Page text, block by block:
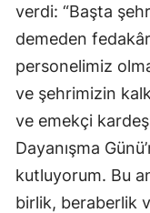
verdi: “Başta
demeden
personelimiz
ve şehrimizin
ve emekçi
Dayanışma
kutluyorum. Bu
birlik, beraberlik